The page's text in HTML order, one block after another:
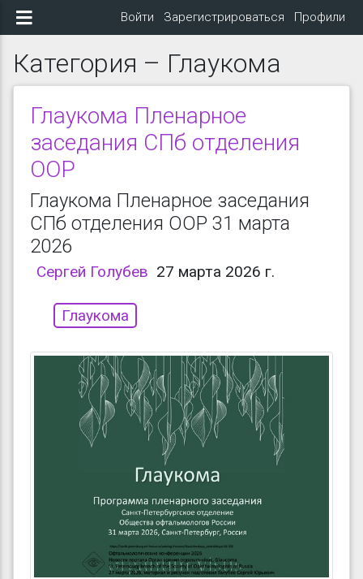
Войти Зарегистрироваться Профили
Категория – Глаукома
Глаукома Пленарное
заседания СПб отделения
ООР
Глаукома Пленарное заседания
СПб отделения ООР 31 марта
2026
Сергей Голубев 27 марта 2026 г.
Глаукома